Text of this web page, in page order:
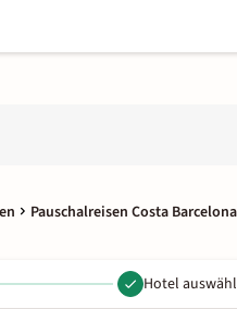
Pauschalreisen Costa Barcelona
Hotel